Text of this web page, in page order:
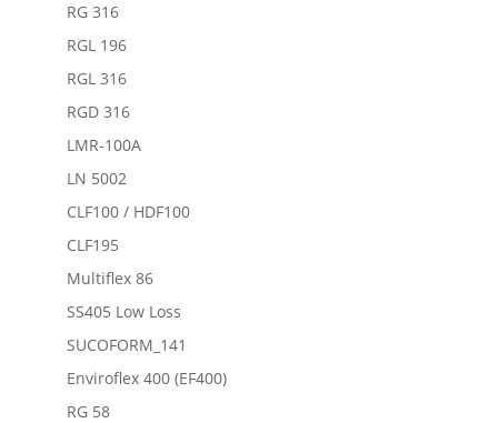
RG 316
RGL 196
RGL 316
RGD 316
LMR-100A
LN 5002
CLF100 / HDF100
CLF195
Multiflex 86
SS405 Low Loss
SUCOFORM_141
Enviroflex 400 (EF400)
RG 58